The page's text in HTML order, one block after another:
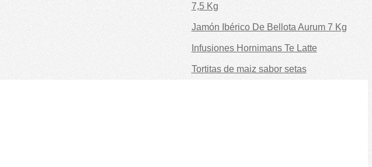
7,5 Kg
Jamón Ibérico De Bellota Aurum 7 Kg
Infusiones Hornimans Te Latte
Tortitas de maiz sabor setas